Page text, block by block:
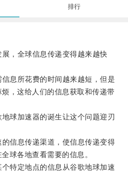
排行
，全球信息传递变得越来越快
所花费的时间越来越短，但是
，这给人们的信息获取和传递带
加速器的诞生让这个问题迎刃
信息传递渠道，使信息传递变得
球各地查看需要的信息。
定地点的信息从谷歌地球加速